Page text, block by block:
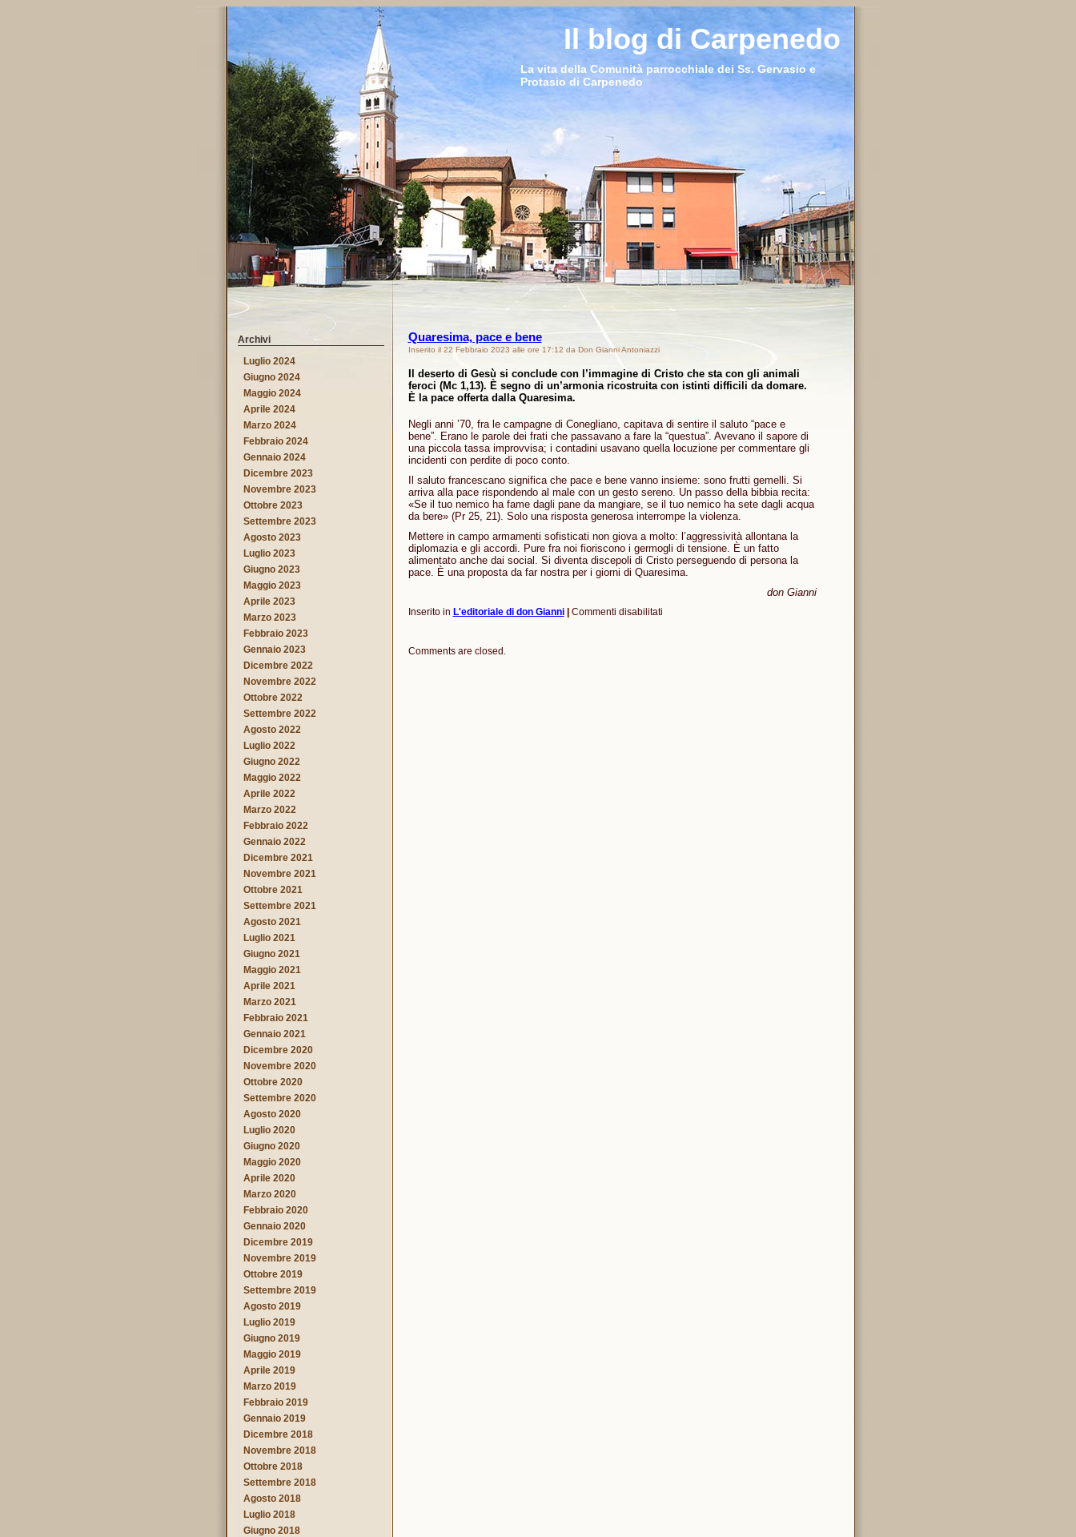
Il blog di Carpenedo
La vita della Comunità parrocchiale dei Ss. Gervasio e
Protasio di Carpenedo
Quaresima, pace e bene
Inserito il 22 Febbraio 2023 alle ore 17:12 da Don Gianni Antoniazzi
Il deserto di Gesù si conclude con l’immagine di Cristo che sta con gli animali
feroci (Mc 1,13). È segno di un’armonia ricostruita con istinti difficili da domare.
È la pace offerta dalla Quaresima.
Negli anni ’70, fra le campagne di Conegliano, capitava di sentire il saluto “pace e
bene”. Erano le parole dei frati che passavano a fare la “questua”. Avevano il sapore di
una piccola tassa improvvisa; i contadini usavano quella locuzione per commentare gli
incidenti con perdite di poco conto.
Il saluto francescano significa che pace e bene vanno insieme: sono frutti gemelli. Si
arriva alla pace rispondendo al male con un gesto sereno. Un passo della bibbia recita:
«Se il tuo nemico ha fame dagli pane da mangiare, se il tuo nemico ha sete dagli acqua
da bere» (Pr 25, 21). Solo una risposta generosa interrompe la violenza.
Mettere in campo armamenti sofisticati non giova a molto: l’aggressività allontana la
diplomazia e gli accordi. Pure fra noi fioriscono i germogli di tensione. È un fatto
alimentato anche dai social. Si diventa discepoli di Cristo perseguendo di persona la
pace. È una proposta da far nostra per i giorni di Quaresima.
don Gianni
Inserito in L'editoriale di don Gianni | Commenti disabilitatisu
Comments are closed.
Archivi
Luglio 2024
Giugno 2024
Maggio 2024
Aprile 2024
Marzo 2024
Febbraio 2024
Gennaio 2024
Dicembre 2023
Novembre 2023
Ottobre 2023
Settembre 2023
Agosto 2023
Luglio 2023
Giugno 2023
Maggio 2023
Aprile 2023
Marzo 2023
Febbraio 2023
Gennaio 2023
Dicembre 2022
Novembre 2022
Ottobre 2022
Settembre 2022
Agosto 2022
Luglio 2022
Giugno 2022
Maggio 2022
Aprile 2022
Marzo 2022
Febbraio 2022
Gennaio 2022
Dicembre 2021
Novembre 2021
Ottobre 2021
Settembre 2021
Agosto 2021
Luglio 2021
Giugno 2021
Maggio 2021
Aprile 2021
Marzo 2021
Febbraio 2021
Gennaio 2021
Dicembre 2020
Novembre 2020
Ottobre 2020
Settembre 2020
Agosto 2020
Luglio 2020
Giugno 2020
Maggio 2020
Aprile 2020
Marzo 2020
Febbraio 2020
Gennaio 2020
Dicembre 2019
Novembre 2019
Ottobre 2019
Settembre 2019
Agosto 2019
Luglio 2019
Giugno 2019
Maggio 2019
Aprile 2019
Marzo 2019
Febbraio 2019
Gennaio 2019
Dicembre 2018
Novembre 2018
Ottobre 2018
Settembre 2018
Agosto 2018
Luglio 2018
Giugno 2018